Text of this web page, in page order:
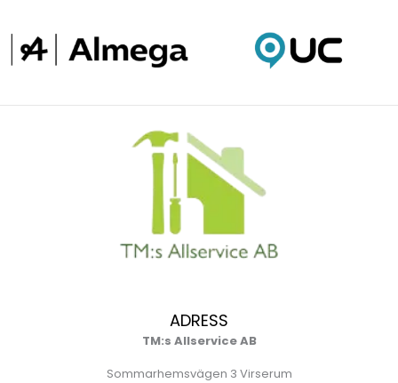
ADRESS
TM:s Allservice AB
Sommarhemsvägen 3 Virserum